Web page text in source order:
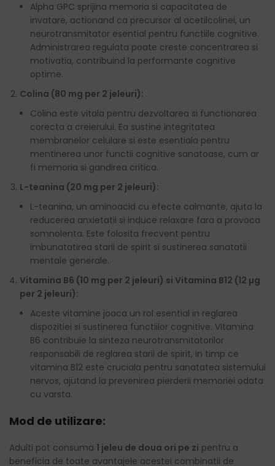
Alpha GPC sprijina memoria si capacitatea de
invatare, actionand ca precursor al acetilcolinei, un
neurotransmitator esential pentru functiile cognitive.
Administrarea regulata poate creste concentrarea si
motivatia, contribuind la performante cognitive
optime.
Colina (80 mg per 2 jeleuri):
Colina este vitala pentru dezvoltarea si functionarea
corecta a creierului. Ea sustine integritatea
membranelor celulare si este esentiala pentru
mentinerea unor functii cognitive sanatoase, cum ar
fi memoria si gandirea critica.
L-teanina (20 mg per 2 jeleuri):
L-teanina, un aminoacid cu efecte calmante, ajuta la
reducerea anxietatii si induce relaxare fara a provoca
somnolenta. Este folosita frecvent pentru
imbunatatirea starii de spirit si sustinerea sanatatii
mentale generale.
Vitamina B6 (10 mg per 2 jeleuri) si Vitamina B12 (12 µg
per 2 jeleuri):
Aceste vitamine joaca un rol esential in reglarea
dispozitiei si sustinerea functiilor cognitive. Vitamina
B6 contribuie la sinteza neurotransmitatorilor
responsabili de reglarea starii de spirit, in timp ce
vitamina B12 este cruciala pentru sanatatea sistemului
nervos, ajutand la prevenirea pierderii memoriei odata
cu varsta.
Mod de utilizare:
Adulti pot consuma 1 jeleu de doua ori pe zi pentru a
beneficia de toate avantajele acestei combinatii de